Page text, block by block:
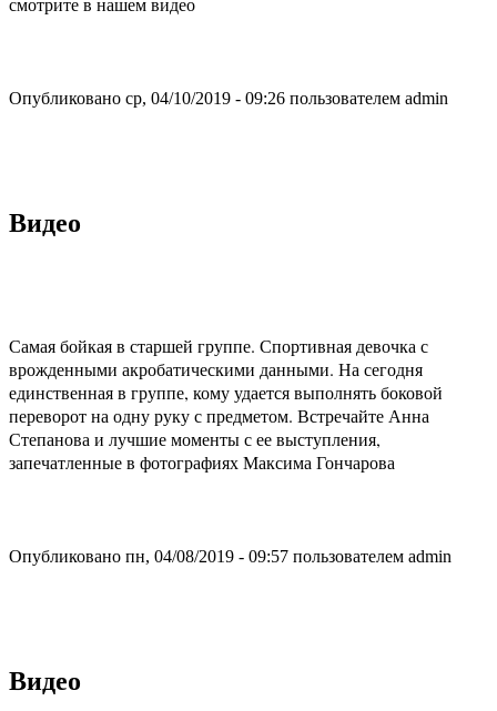
Опубликовано ср, 04/10/2019 - 09:26 пользователем admin
Видео
Самая бойкая в старшей группе. Спортивная девочка с
врожденными акробатическими данными. На сегодня
единственная в группе, кому удается выполнять боковой
переворот на одну руку с предметом. Встречайте Анна
Степанова и лучшие моменты с ее выступления,
запечатленные в фотографиях Максима Гончарова
Опубликовано пн, 04/08/2019 - 09:57 пользователем admin
Видео